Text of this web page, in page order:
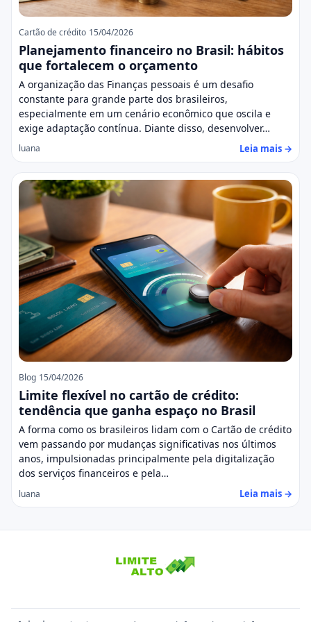
Cartão de crédito 15/04/2026
Planejamento financeiro no Brasil: hábitos
que fortalecem o orçamento
A organização das Finanças pessoais é um desafio
constante para grande parte dos brasileiros,
especialmente em um cenário econômico que oscila e
exige adaptação contínua. Diante disso, desenvolver…
luana Leia mais →
Blog 15/04/2026
Limite flexível no cartão de crédito:
tendência que ganha espaço no Brasil
A forma como os brasileiros lidam com o Cartão de crédito
vem passando por mudanças significativas nos últimos
anos, impulsionadas principalmente pela digitalização
dos serviços financeiros e pela…
luana Leia mais →